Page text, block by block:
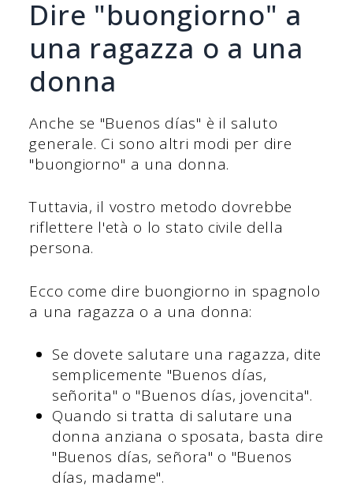
Dire "buongiorno" a
una ragazza o a una
donna
Anche se "Buenos días" è il saluto
generale. Ci sono altri modi per dire
"buongiorno" a una donna.
Tuttavia, il vostro metodo dovrebbe
riflettere l'età o lo stato civile della
persona.
Ecco come dire buongiorno in spagnolo
a una ragazza o a una donna:
Se dovete salutare una ragazza, dite
semplicemente "Buenos días,
señorita" o "Buenos días, jovencita".
Quando si tratta di salutare una
donna anziana o sposata, basta dire
"Buenos días, señora" o "Buenos
días, madame".